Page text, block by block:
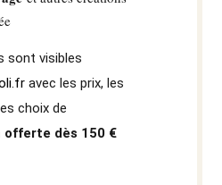
sont visibles
avec les prix, les
choix de
offerte dès 150 €